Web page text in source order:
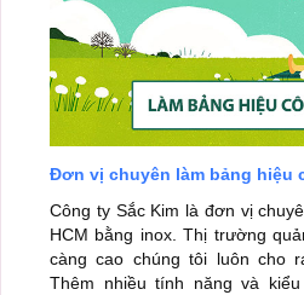
Đơn vị chuyên làm bảng hiệu
Công ty Sắc Kim là đơn vị
HCM bằng inox. Thị trường
càng cao chúng tôi luôn cho
Thêm nhiều tính năng và